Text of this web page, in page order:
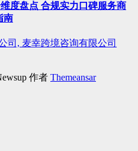
度盘点 合规实力口碑服务商
南
司, 麦幸跨境咨询有限公司
作者 Themeansar